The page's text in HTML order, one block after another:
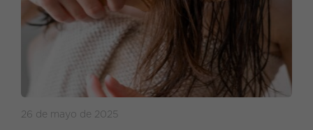
26 de mayo de 2025